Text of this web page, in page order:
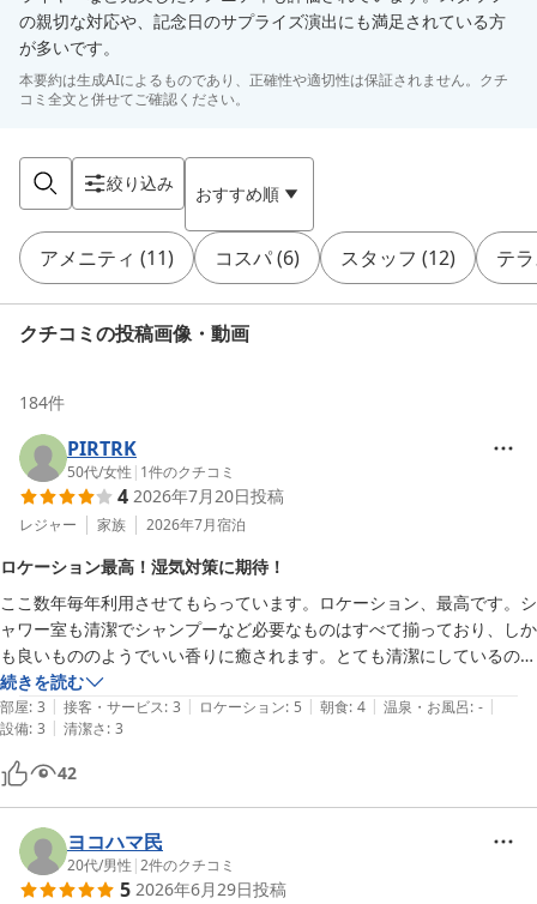
の親切な対応や、記念日のサプライズ演出にも満足されている方
が多いです。
本要約は生成AIによるものであり、正確性や適切性は保証されません。クチ
コミ全文と併せてご確認ください。
絞り込み おすすめ順
アメニティ (11) コスパ(6) スタッフ (12) テ
クチコミの投稿画像・動画
184件
PIRTRK
50代/女性 | 1件のクチコミ
4 2026年7月20日投稿
レジャー 家族 2026年7月宿泊
ロケーション最高！湿気対策に期待！
ここ数年毎年利用させてもらっています。ロケーション、最高です。シ
ャワー室も清潔でシャンプーなど必要なものはすべて揃っており、しか
も良いもののようでいい香りに癒されます。とても清潔にしているので
すが、海が目の前ということで湿気が気になります。湿気とそれが原因
であるマイナス面が払拭できればいうことのない良い宿です。朝食もロ
ケーションの効果もありとても美味しく素敵な休日を過ごせます。
続きを読む
部屋: 3 | 接客・サービス: 3 | ロケーション: 5 | 朝食: 4 | 温泉・お風呂: - |
設備: 3 | 清潔さ: 3
42
ヨコハマ民
20代/男性 |2件のクチコミ
5 2026年6月29日投稿